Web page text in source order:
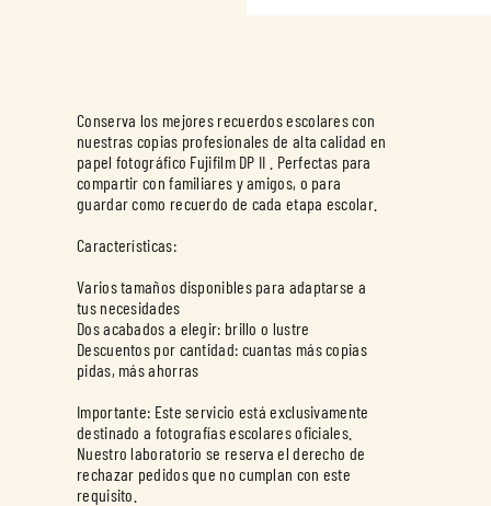
Conserva los mejores recuerdos escolares con
nuestras copias profesionales de alta calidad en
papel fotográfico Fujifilm DP II . Perfectas para
compartir con familiares y amigos, o para
guardar como recuerdo de cada etapa escolar.
Características:
Varios tamaños disponibles para adaptarse a
tus necesidades
Dos acabados a elegir: brillo o lustre
Descuentos por cantidad: cuantas más copias
pidas, más ahorras
Importante: Este servicio está exclusivamente
destinado a fotografías escolares oficiales.
Nuestro laboratorio se reserva el derecho de
rechazar pedidos que no cumplan con este
requisito.